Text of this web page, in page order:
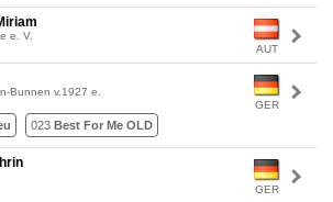
AUT
e. V.
GER
Bunnen v.1927 e.
023 Best For Me OLD
GER